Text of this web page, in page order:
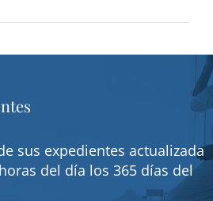
sus expedientes actualizada
del día los 365 días del